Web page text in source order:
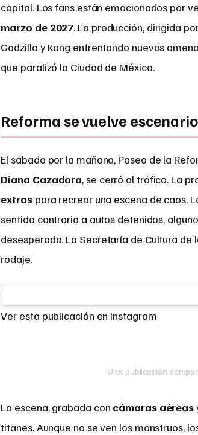
capital. Los fans están emocionados por
marzo de 2027. La producción, dirigida
Godzilla y Kong enfrentando nuevas
que paralizó la Ciudad de México.
Reforma se vuelve escenario
El sábado por la mañana, Paseo de la
Diana Cazadora, se cerró al tráfico. La
extraspara recrear una escena de caos.
sentido contrario a autos detenidos,
desesperada. La Secretaría de Cultura
rodaje.
Ver esta publicación en Instagram
Una publicación
La escena, grabada con cámaras aéreas
titanes. Aunque no se ven los monstruos,